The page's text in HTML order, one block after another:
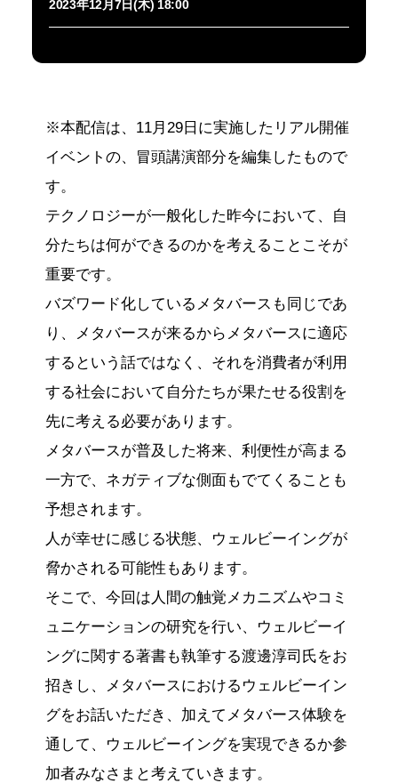
2023年12月7日(木) 18:00
※本配信は、11月29日に実施したリアル開催
イベントの、冒頭講演部分を編集したもので
す。
テクノロジーが一般化した昨今において、自
分たちは何ができるのかを考えることこそが
重要です。
バズワード化しているメタバースも同じであ
り、メタバースが来るからメタバースに適応
するという話ではなく、それを消費者が利用
する社会において自分たちが果たせる役割を
先に考える必要があります。
メタバースが普及した将来、利便性が高まる
一方で、ネガティブな側面もでてくることも
予想されます。
人が幸せに感じる状態、ウェルビーイングが
脅かされる可能性もあります。
そこで、今回は人間の触覚メカニズムやコミ
ュニケーションの研究を行い、ウェルビーイ
ングに関する著書も執筆する渡邊淳司氏をお
招きし、メタバースにおけるウェルビーイン
グをお話いただき、加えてメタバース体験を
通して、ウェルビーイングを実現できるか参
加者みなさまと考えていきます。